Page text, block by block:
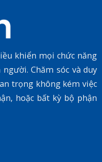
khiển mọi chức năng
Chăm sóc và duy
trọng không kém việc
hoặc bất kỳ bộ phận